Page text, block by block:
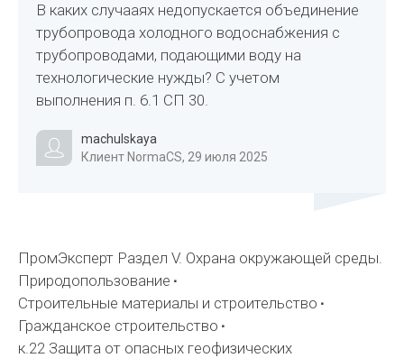
В каких случааях недопускается объединение
трубопровода холодного водоснабжения с
трубопроводами, подающими воду на
технологические нужды? С учетом
выполнения п. 6.1 СП 30.
machulskaya
Клиент NormaCS, 29 июля 2025
ПромЭксперт Раздел V. Охрана окружающей среды.
Природопользование
Строительные материалы и строительство
Гражданское строительство
к.22 Защита от опасных геофизических